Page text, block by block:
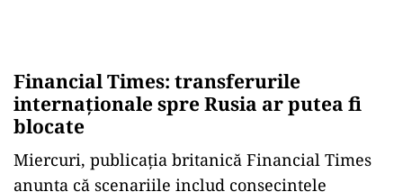
Financial Times: transferurile
internaționale spre Rusia ar putea fi
blocate
Miercuri, publicaţia britanică Financial Times
anunţa că scenariile includ consecinţele